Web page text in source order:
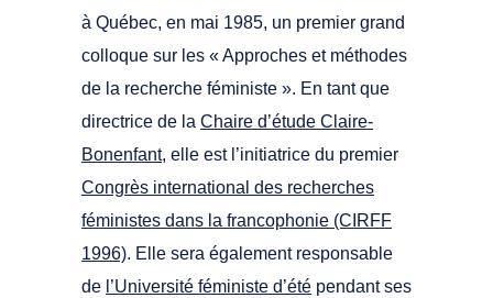
à Québec, en mai 1985, un premier grand
colloque sur les « Approches et méthodes
de la recherche féministe ». En tant que
directrice de la Chaire d’étude Claire-
Bonenfant, elle est l’initiatrice du premier
Congrès international des recherches
féministes dans la francophonie (CIRFF
1996). Elle sera également responsable
de l’Université féministe d’été pendant ses